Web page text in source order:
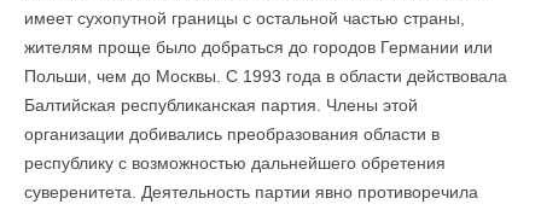
имеет сухопутной границы с остальной частью страны,
жителям проще было добраться до городов Германии или
Польши, чем до Москвы. С 1993 года в области действовала
Балтийская республиканская партия. Члены этой
организации добивались преобразования области в
республику с возможностью дальнейшего обретения
суверенитета. Деятельность партии явно противоречила